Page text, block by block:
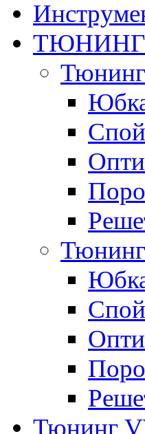
ТЮНИНГ
Тюнинг